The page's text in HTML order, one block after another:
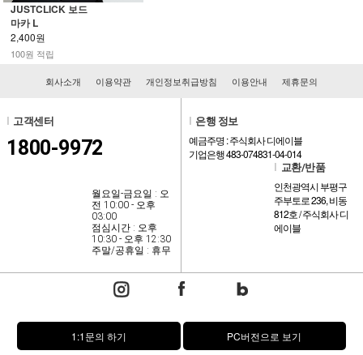
JUSTCLICK 보드
마카 L
2,400원
100원 적립
회사소개 이용약관 개인정보취급방침 이용안내 제휴문의
고객센터
1800-9972
월요일-금요일 : 오
전 10:00 - 오후
03:00
점심시간 : 오후
10:30 - 오후 12:30
주말/공휴일 : 휴무
은행 정보
예금주명 : 주식회사 디에이블
기업은행 483-074831-04-014
교환/반품
인천광역시 부평구
주부토로 236, 비동
812호 / 주식회사 디
에이블
1:1문의 하기 PC버전으로 보기